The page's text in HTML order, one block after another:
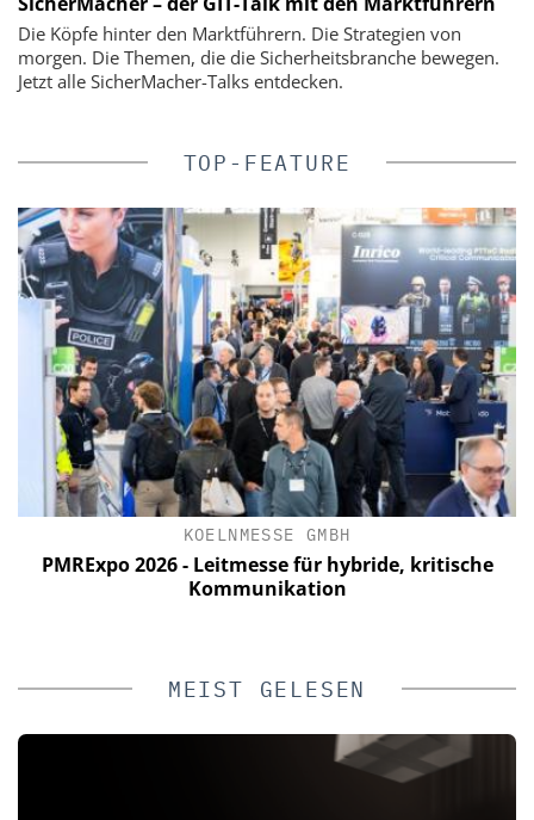
Die Köpfe hinter den Marktführern. Die Strategien von
morgen. Die Themen, die die Sicherheitsbranche bewegen.
Jetzt alle SicherMacher-Talks entdecken.
TOP-FEATURE
KOELNMESSE GMBH
PMRExpo 2026 - Leitmesse für hybride, kritische
Kommunikation
MEIST GELESEN